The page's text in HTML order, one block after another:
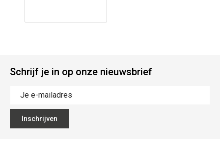
Schrijf je in op onze nieuwsbrief
Inschrijven